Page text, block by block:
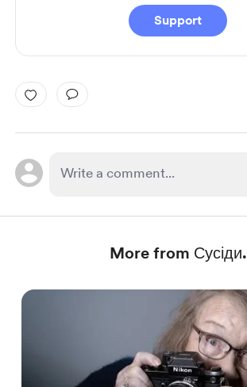
Support
More from Сусіди.